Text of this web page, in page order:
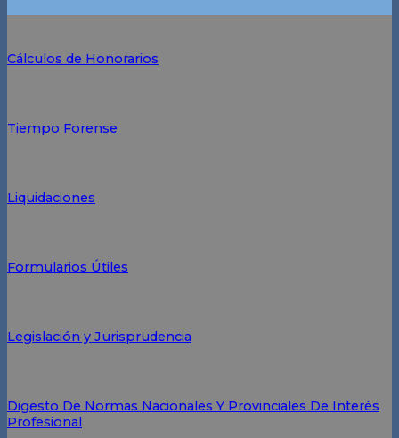
Cálculos de Honorarios
Tiempo Forense
Liquidaciones
Formularios Útiles
Legislación y Jurisprudencia
Digesto De Normas Nacionales Y Provinciales De Interés
Profesional